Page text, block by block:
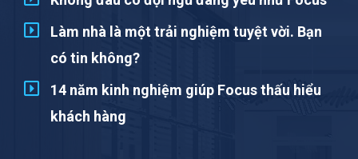
Làm nhà là một trải nghiệm tuyệt vời. Bạn
có tin không?
14 năm kinh nghiệm giúp Focus thấu hiểu
khách hàng